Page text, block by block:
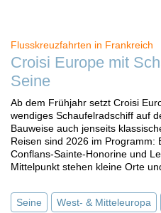
Flusskreuzfahrten in Frankreich
Croisi Europe mit
Seine
Ab dem Frühjahr setzt Croisi
wendiges Schaufelradschiff auf
Bauweise auch jenseits
Reisen sind 2026 im Programm:
Conflans-Sainte-Honorine und
Mittelpunkt stehen kleine Orte
Seine West- & Mitteleuropa